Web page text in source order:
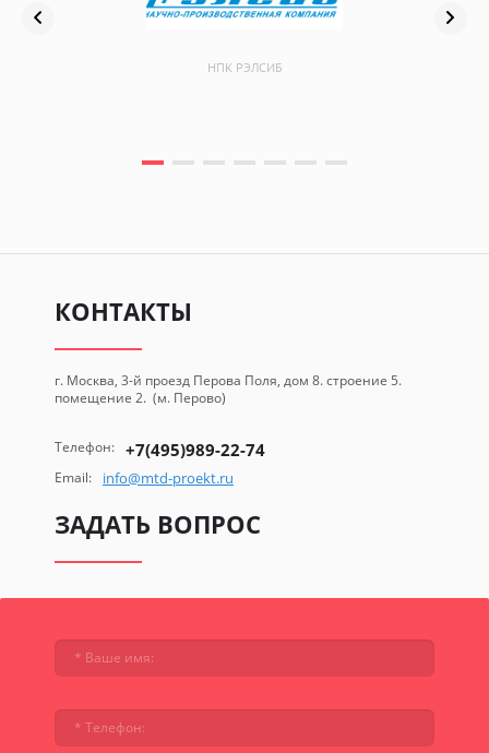
НПК РЭЛСИБ
КОНТАКТЫ
г. Москва, 3-й проезд Перова Поля, дом 8. строение 5.
помещение 2. (м. Перово)
Телефон: +7(495)989-22-74
Email: info@mtd-proekt.ru
ЗАДАТЬ ВОПРОС